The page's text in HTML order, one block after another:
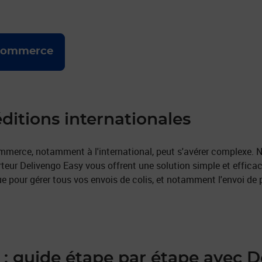
internationales
notamment à l'international, peut s'avérer complexe.
Delivengo Easy vous offrent une solution simple et
pour gérer tous vos envois de colis, et notamment l'envoi
guide étape par étape avec